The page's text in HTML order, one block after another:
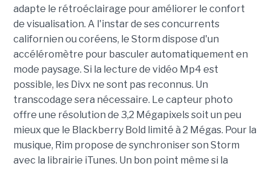
adapte le rétroéclairage pour améliorer le confort
de visualisation. A l'instar de ses concurrents
californien ou coréens, le Storm dispose d'un
accéléromètre pour basculer automatiquement en
mode paysage. Si la lecture de vidéo Mp4 est
possible, les Divx ne sont pas reconnus. Un
transcodage sera nécessaire. Le capteur photo
offre une résolution de 3,2 Mégapixels soit un peu
mieux que le Blackberry Bold limité à 2 Mégas. Pour la
musique, Rim propose de synchroniser son Storm
avec la librairie iTunes. Un bon point même si la